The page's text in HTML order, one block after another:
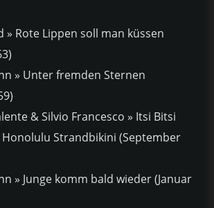
» Rote Lippen soll man küssen
» Unter fremden Sternen
& Silvio Francesco » Itsi Bitsi
Honolulu Strandbikini (September
» Junge komm bald wieder (Januar